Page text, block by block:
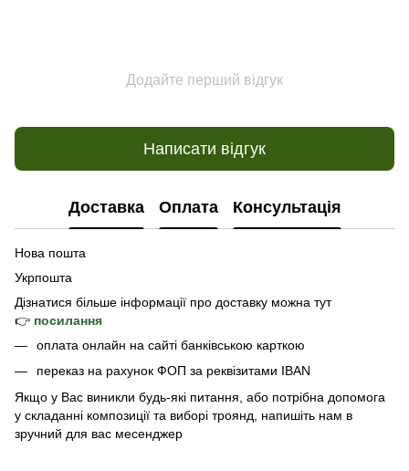
Додайте перший відгук
Написати відгук
Доставка Оплата Консультація
Нова пошта
Укрпошта
Дізнатися більше інформації про доставку можна тут
👉 посилання
оплата онлайн на сайті банківською карткою
переказ на рахунок ФОП за реквізитами IBAN
Якщо у Вас виникли будь-які питання, або потрібна допомога
у складанні композиції та виборі троянд, напишіть нам в
зручний для вас месенджер